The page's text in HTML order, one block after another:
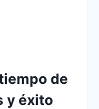
de
y éxito